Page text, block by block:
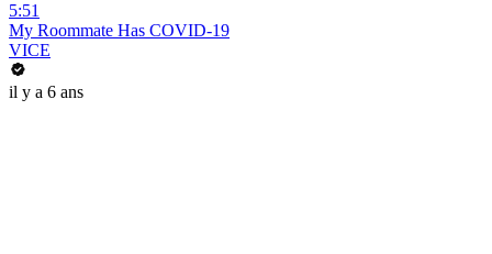
5:51
My Roommate Has COVID-19
VICE
il y a 6 ans